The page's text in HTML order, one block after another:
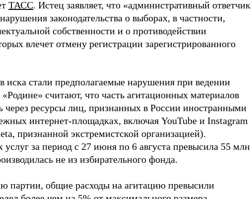
ТАСС. Истец заявляет, что «административный ответчик
законодательства о выборах, в частности,
собственности и о противодействии
влечет отмену регистрации зарегистрированного
иска стали предполагаемые нарушения при ведении
считают, что часть агитационных материалов
через ресурсы лиц, признанных в России иностранными
интернет-площадках, включая YouTube и Instagram
признанной экстремистской организацией).
услуг за период с 27 июня по 6 августа превысила 55 млн
не из избирательного фонда.
партии, общие расходы на агитацию превысили